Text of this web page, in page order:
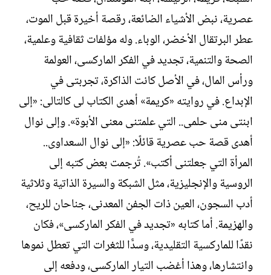
عصرية، نبض الأشياء الضائعة، رقصة أخيرة قبل الموت،
عطر البرتقال الأخضر، الوباء. وله مؤلفات ثقافية وعلمية،
الصحة والتنمية، تجديد في الفكر الماركسى، العولمة
ورأس المال، في الأصل كانت الذاكرة، تجربتى في
الإبداع. في روايته «كريمة» أهدى الكتاب لى كالتالى: «إلى
ابنتى منى حلمى.. التي علمتنى معنى الأبوة». وإلى نوال
أهدى قصة حب عصرية قائلًا: «إلى نوال السعداوى..
المرأة التي جعلتنى أكتب». تُرجمت بعض كتبه إلى
الروسية والإنجليزية، مثل الشبكة والسيرة الذاتية وثلاثية
أدب السجون، العين ذات الجفن المعدنى، جناحان للريح،
والهزيمة. أما كتابه «تجديد في الفكر الماركسى»، فكان
نقدًا للماركسية التقليدية، وسدًّا للثغرات التي تعطل نموها
وانتشارها، وهذا أغضب التيار الماركسى، ودفعه إلى